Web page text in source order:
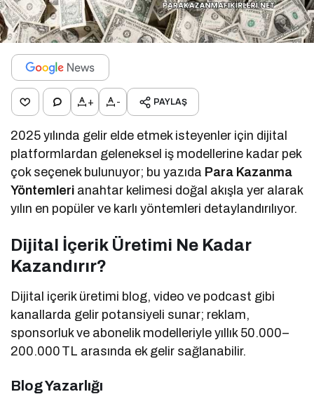
+ - PAYLAŞ
2025 yılında gelir elde etmek isteyenler için dijital
platformlardan geleneksel iş modellerine kadar pek
çok seçenek bulunuyor; bu yazıda Para Kazanma
Yöntemleri anahtar kelimesi doğal akışla yer alarak
yılın en popüler ve karlı yöntemleri detaylandırılıyor.
Dijital İçerik Üretimi Ne Kadar
Kazandırır?
Dijital içerik üretimi blog, video ve podcast gibi
kanallarda gelir potansiyeli sunar; reklam,
sponsorluk ve abonelik modelleriyle yıllık 50.000–
200.000 TL arasında ek gelir sağlanabilir.
Blog Yazarlığı